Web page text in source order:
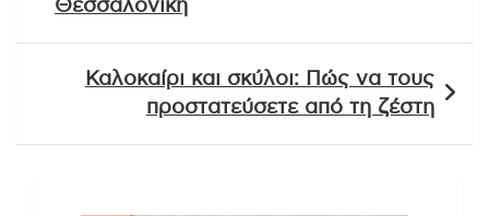
Θεσσαλονίκη
Καλοκαίρι και σκύλοι: Πώς να τους
προστατεύσετε από τη ζέστη